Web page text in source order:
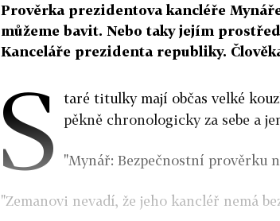
Prověrka prezidentova kancléře
můžeme bavit. Nebo taky jejím
Kanceláře prezidenta republiky.
S
taré titulky mají občas velké
pěkně chronologicky za sebe a
"Mynář: Bezpečnostní prověrku
"Zemanovi nevadí, že jeho kancléř nemá